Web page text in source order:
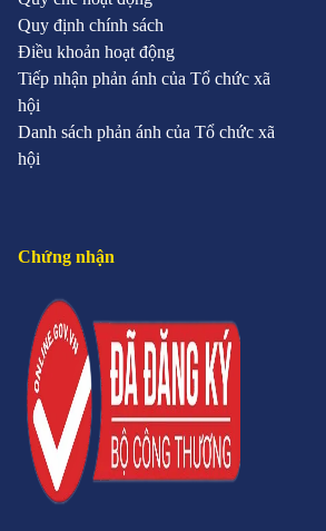
Quy định chính sách
Điều khoản hoạt động
Tiếp nhận phản ánh của Tổ chức xã
hội
Danh sách phản ánh của Tổ chức xã
hội
Chứng nhận